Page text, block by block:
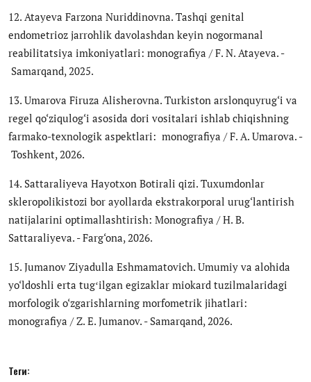
12. Atayeva Farzona Nuriddinovna. Tashqi genital
endometrioz jarrohlik davolashdan keyin nogormanal
reabilitatsiya imkoniyatlari: monografiya / F. N. Atayeva. -
Samarqand, 2025.
13. Umarova Firuza Alishеrovna. Turkiston arslonquyrug‘i va
rеgеl qo‘ziqulog‘i asosida dori vositalari ishlab chiqishning
farmako-tеxnologik aspеktlari: monografiya / F. A. Umarova. -
Toshkеnt, 2026.
14. Sattaraliyeva Hayotxon Botirali qizi. Tuxumdonlar
skleropolikistozi bor ayollarda ekstrakorporal urug‘lantirish
natijalarini optimallashtirish: Monografiya / H. B.
Sattaraliyeva. - Farg‘ona, 2026.
15. Jumanov Ziyadulla Eshmamatovich. Umumiy va alohida
yo‘ldoshli erta tugʻilgan egizaklar miokard tuzilmalaridagi
morfologik o‘zgarishlarning morfometrik jihatlari:
monografiya / Z. E. Jumanov. - Samarqand, 2026.
Теги: